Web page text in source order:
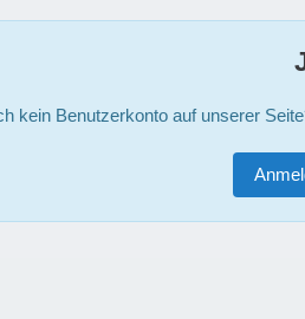
kein Benutzerkonto auf unserer